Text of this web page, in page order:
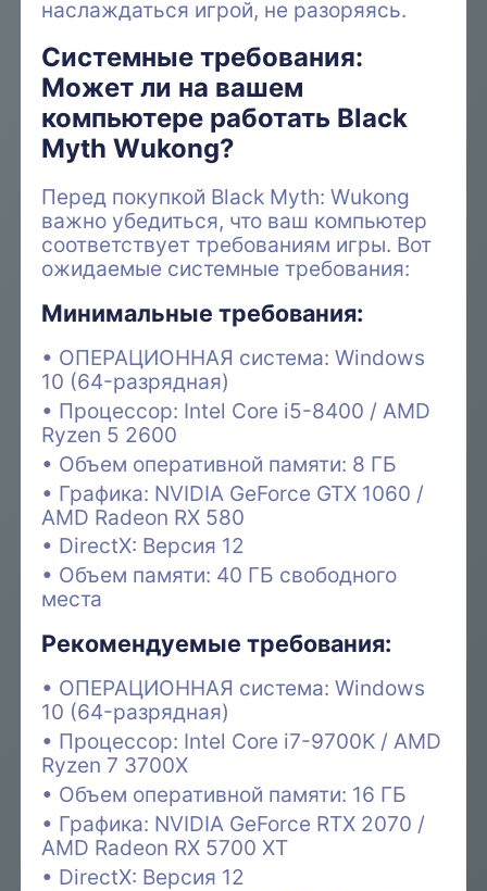
наслаждаться игрой, не разоряясь.
Системные требования:
Может ли на вашем
компьютере работать Black
Myth Wukong?
Перед покупкой Black Myth: Wukong
важно убедиться, что ваш компьютер
соответствует требованиям игры. Вот
ожидаемые системные требования:
Минимальные требования:
ОПЕРАЦИОННАЯ система: Windows
10 (64-разрядная)
Процессор: Intel Core i5-8400 / AMD
Ryzen 5 2600
Объем оперативной памяти: 8 ГБ
Графика: NVIDIA GeForce GTX 1060 /
AMD Radeon RX 580
DirectX: Версия 12
Объем памяти: 40 ГБ свободного
места
Рекомендуемые требования:
ОПЕРАЦИОННАЯ система: Windows
10 (64-разрядная)
Процессор: Intel Core i7-9700K / AMD
Ryzen 7 3700X
Объем оперативной памяти: 16 ГБ
Графика: NVIDIA GeForce RTX 2070 /
AMD Radeon RX 5700 XT
DirectX: Версия 12